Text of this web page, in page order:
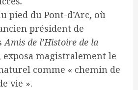
pied du Pont-d’Arc, où
président de
Amis de l’Histoire de la
exposa magistralement le
comme « chemin de
vie ».